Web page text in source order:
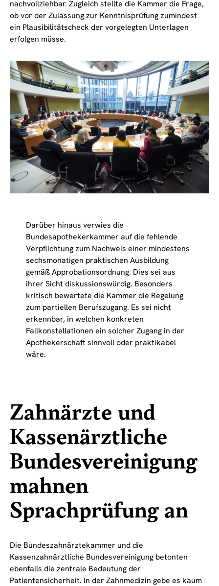
nachvollziehbar. Zugleich stellte die Kammer die Frage,
ob vor der Zulassung zur Kenntnisprüfung zumindest
ein Plausibilitätscheck der vorgelegten Unterlagen
erfolgen müsse.
Darüber hinaus verwies die
Bundesapothekerkammer auf die fehlende
Verpflichtung zum Nachweis einer mindestens
sechsmonatigen praktischen Ausbildung
gemäß Approbationsordnung. Dies sei aus
ihrer Sicht diskussionswürdig. Besonders
kritisch bewertete die Kammer die Regelung
zum partiellen Berufszugang. Es sei nicht
erkennbar, in welchen konkreten
Fallkonstellationen ein solcher Zugang in der
Apothekerschaft sinnvoll oder praktikabel
wäre.
Zahnärzte und
Kassenärztliche
Bundesvereinigung
mahnen
Sprachprüfung an
Die Bundeszahnärztekammer und die
Kassenzahnärztliche Bundesvereinigung betonten
ebenfalls die zentrale Bedeutung der
Patientensicherheit. In der Zahnmedizin gebe es kaum